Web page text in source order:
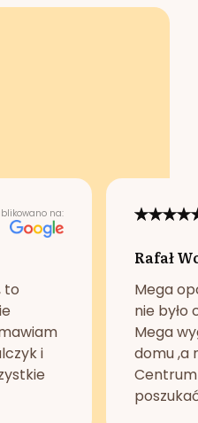
na:
to
i
Rafał
Mega
nie było
Mega
domu ,a